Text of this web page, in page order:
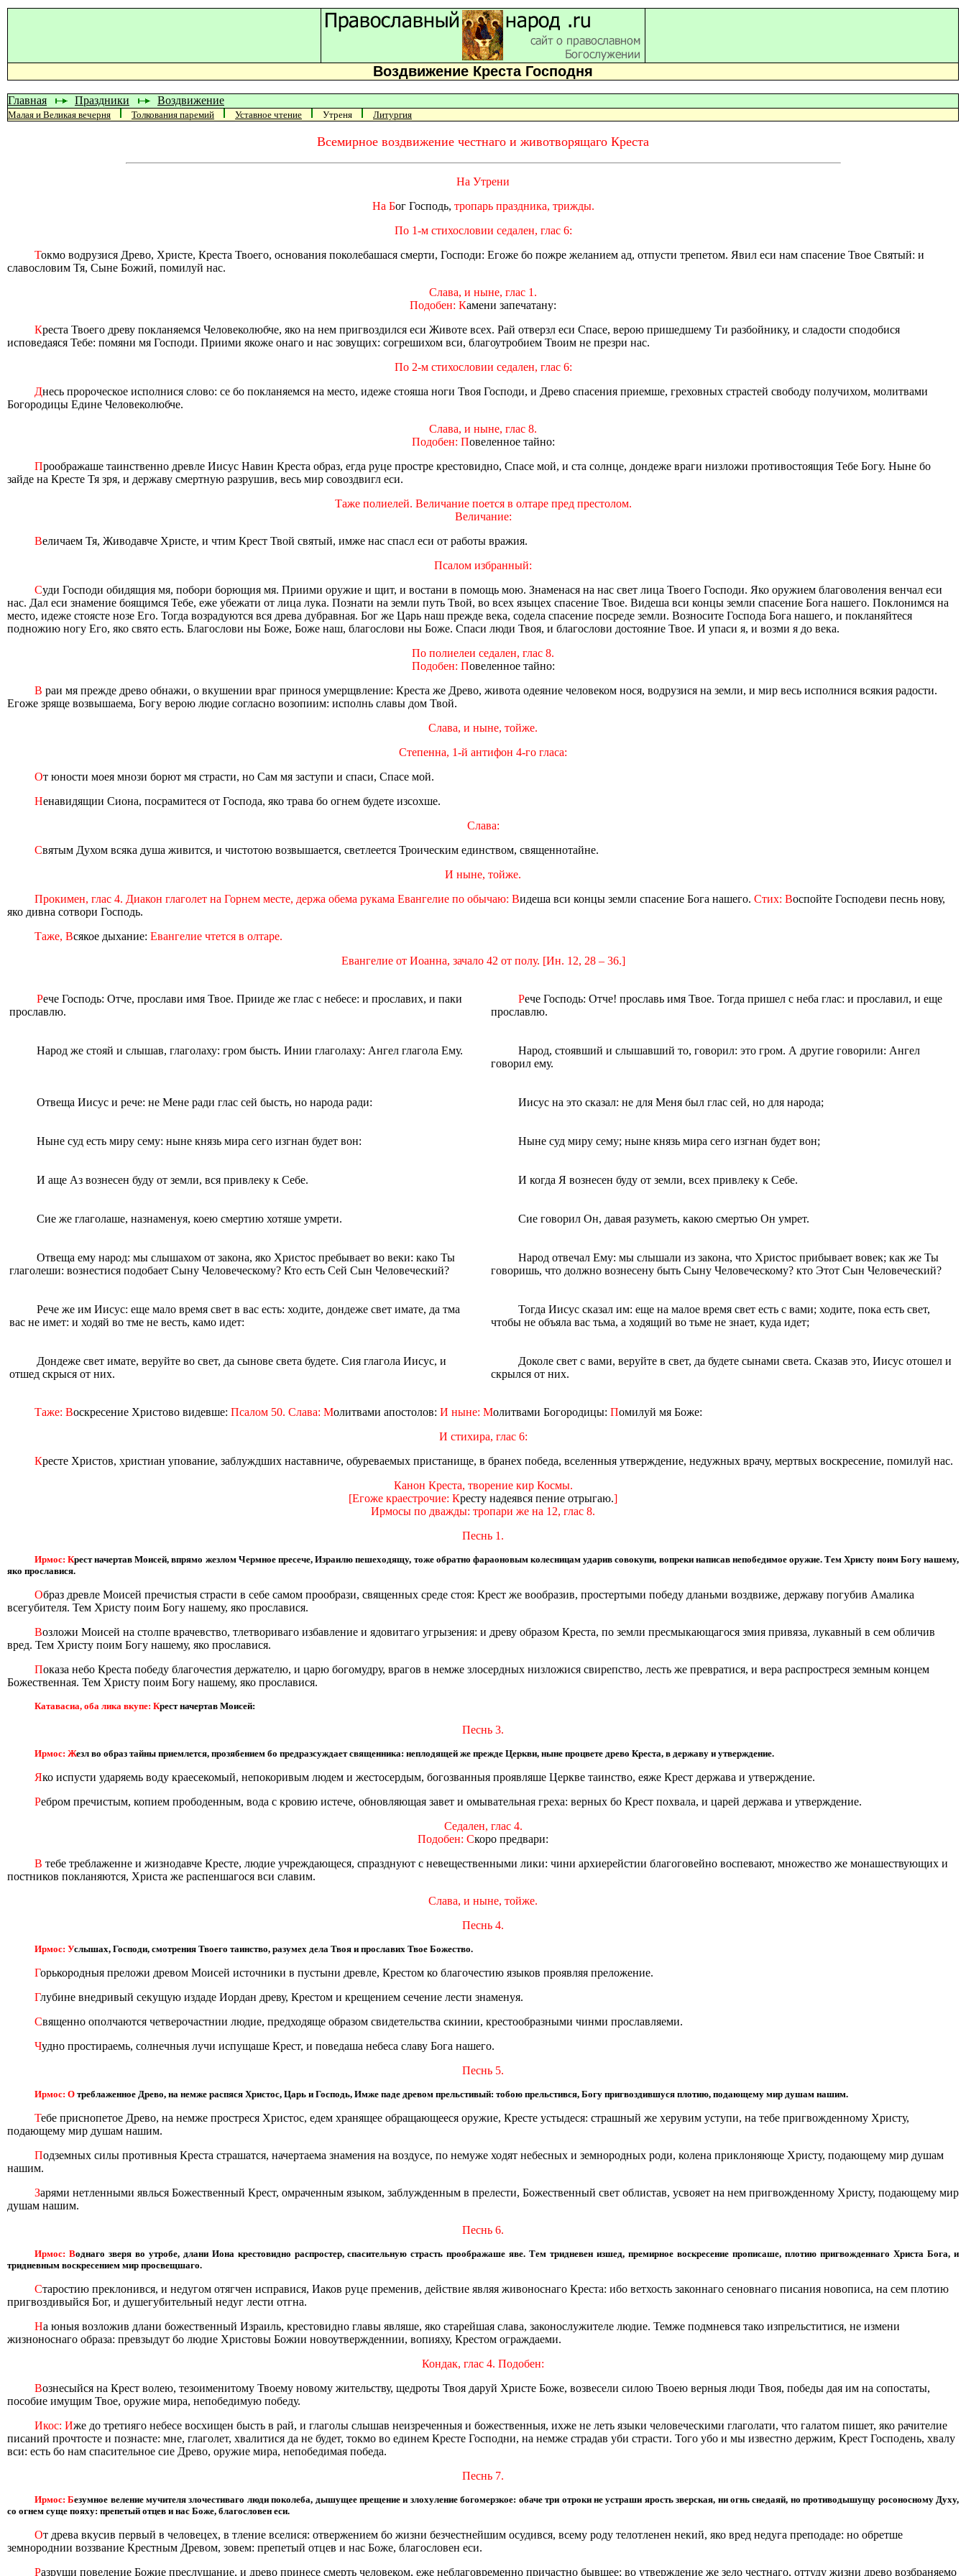
Воздвижение Креста Господня
Главная Праздники Воздвижение
Малая и Великая вечерня Толкования паремий Уставное чтение Утреня Литургия
Всемирное воздвижение честнаго и животворящаго Креста
На Утрени
На Бог Господь, тропарь праздника, трижды.
По 1-м стихословии седален, глас 6:
Токмо водрузися Древо, Христе, Креста Твоего, основания поколебашася смерти, Господи: Егоже бо пожре желанием ад, отпусти трепетом. Явил еси нам спасение Твое Святый: и
славословим Тя, Сыне Божий, помилуй нас.
Слава, и ныне, глас 1.
Подобен: Камени запечатану:
Креста Твоего древу покланяемся Человеколюбче, яко на нем пригвоздился еси Животе всех. Рай отверзл еси Спасе, верою пришедшему Ти разбойнику, и сладости сподобися
исповедаяся Тебе: помяни мя Господи. Приими якоже онаго и нас зовущих: согрешихом вси, благоутробием Твоим не презри нас.
По 2-м стихословии седален, глас 6:
Днесь пророческое исполнися слово: се бо покланяемся на место, идеже стояша ноги Твоя Господи, и Древо спасения приемше, греховных страстей свободу получихом, молитвами
Богородицы Едине Человеколюбче.
Слава, и ныне, глас 8.
Подобен: Повеленное тайно:
Проображаше таинственно древле Иисус Навин Креста образ, егда руце простре крестовидно, Спасе мой, и ста солнце, дондеже враги низложи противостоящия Тебе Богу. Ныне бо
зайде на Кресте Тя зря, и державу смертную разрушив, весь мир совоздвигл еси.
Таже полиелей. Величание поется в олтаре пред престолом.
Величание:
Величаем Тя, Живодавче Христе, и чтим Крест Твой святый, имже нас спасл еси от работы вражия.
Псалом избранный:
Суди Господи обидящия мя, побори борющия мя. Приими оружие и щит, и востани в помощь мою. Знаменася на нас свет лица Твоего Господи. Яко оружием благоволения венчал еси
нас. Дал еси знамение боящимся Тебе, еже убежати от лица лука. Познати на земли путь Твой, во всех языцех спасение Твое. Видеша вси концы земли спасение Бога нашего. Поклонимся на
место, идеже стоясте нозе Его. Тогда возрадуются вся древа дубравная. Бог же Царь наш прежде века, содела спасение посреде земли. Возносите Господа Бога нашего, и покланяйтеся
подножию ногу Его, яко свято есть. Благослови ны Боже, Боже наш, благослови ны Боже. Спаси люди Твоя, и благослови достояние Твое. И упаси я, и возми я до века.
По полиелеи седален, глас 8.
Подобен: Повеленное тайно:
В раи мя прежде древо обнажи, о вкушении враг принося умерщвление: Креста же Древо, живота одеяние человеком нося, водрузися на земли, и мир весь исполнися всякия радости.
Егоже зряще возвышаема, Богу верою людие согласно возопиим: исполнь славы дом Твой.
Слава, и ныне, тойже.
Степенна, 1-й антифон 4-го гласа:
От юности моея мнози борют мя страсти, но Сам мя заступи и спаси, Спасе мой.
Ненавидящии Сиона, посрамитеся от Господа, яко трава бо огнем будете изсохше.
Слава:
Святым Духом всяка душа живится, и чистотою возвышается, светлеется Троическим единством, священнотайне.
И ныне, тойже.
Прокимен, глас 4. Диакон глаголет на Горнем месте, держа обема рукама Евангелие по обычаю: Видеша вси концы земли спасение Бога нашего. Стих: Воспойте Господеви песнь нову,
яко дивна сотвори Господь.
Таже, Всякое дыхание: Евангелие чтется в олтаре.
Евангелие от Иоанна, зачало 42 от полу. [Ин. 12, 28 – 36.]
Рече Господь: Отче, прослави имя Твое. Прииде же глас с небесе: и прославих, и паки
прославлю.
Рече Господь: Отче! прославь имя Твое. Тогда пришел с неба глас: и прославил, и еще
прославлю.
Народ же стояй и слышав, глаголаху: гром бысть. Инии глаголаху: Ангел глагола Ему.
Народ, стоявший и слышавший то, говорил: это гром. А другие говорили: Ангел
говорил ему.
Отвеща Иисус и рече: не Мене ради глас сей бысть, но народа ради: Иисус на это сказал: не для Меня был глас сей, но для народа;
Ныне суд есть миру сему: ныне князь мира сего изгнан будет вон: Ныне суд миру сему; ныне князь мира сего изгнан будет вон;
И аще Аз вознесен буду от земли, вся привлеку к Себе. И когда Я вознесен буду от земли, всех привлеку к Себе.
Сие же глаголаше, назнаменуя, коею смертию хотяше умрети. Сие говорил Он, давая разуметь, какою смертью Он умрет.
Отвеща ему народ: мы слышахом от закона, яко Христос пребывает во веки: како Ты
глаголеши: вознестися подобает Сыну Человеческому? Кто есть Сей Сын Человеческий?
Народ отвечал Ему: мы слышали из закона, что Христос прибывает вовек; как же Ты
говоришь, что должно вознесену быть Сыну Человеческому? кто Этот Сын Человеческий?
Рече же им Иисус: еще мало время свет в вас есть: ходите, дондеже свет имате, да тма
вас не имет: и ходяй во тме не весть, камо идет:
Тогда Иисус сказал им: еще на малое время свет есть с вами; ходите, пока есть свет,
чтобы не объяла вас тьма, а ходящий во тьме не знает, куда идет;
Дондеже свет имате, веруйте во свет, да сынове света будете. Сия глагола Иисус, и
отшед скрыся от них.
Доколе свет с вами, веруйте в свет, да будете сынами света. Сказав это, Иисус отошел и
скрылся от них.
Таже: Воскресение Христово видевше: Псалом 50. Слава: Молитвами апостолов: И ныне: Молитвами Богородицы: Помилуй мя Боже:
И стихира, глас 6:
Кресте Христов, христиан упование, заблуждших наставниче, обуреваемых пристанище, в бранех победа, вселенныя утверждение, недужных врачу, мертвых воскресение, помилуй нас.
Канон Креста, творение кир Космы.
[Егоже краестрочие: Кресту надеявся пение отрыгаю.]
Ирмосы по дважды: тропари же на 12, глас 8.
Песнь 1.
Ирмос: Крест начертав Моисей, впрямо жезлом Чермное пресече, Израилю пешеходящу, тоже обратно фараоновым колесницам ударив совокупи, вопреки написав непобедимое оружие. Тем Христу поим Богу нашему,
яко прославися.
Образ древле Моисей пречистыя страсти в себе самом прообрази, священных среде стоя: Крест же вообразив, простертыми победу дланьми воздвиже, державу погубив Амалика
всегубителя. Тем Христу поим Богу нашему, яко прославися.
Возложи Моисей на столпе врачевство, тлетвориваго избавление и ядовитаго угрызения: и древу образом Креста, по земли пресмыкающагося змия привяза, лукавный в сем обличив
вред. Тем Христу поим Богу нашему, яко прославися.
Показа небо Креста победу благочестия держателю, и царю богомудру, врагов в немже злосердных низложися свирепство, лесть же превратися, и вера распростреся земным концем
Божественная. Тем Христу поим Богу нашему, яко прославися.
Катавасиа, оба лика вкупе: Крест начертав Моисей:
Песнь 3.
Ирмос: Жезл во образ тайны приемлется, прозябением бо предразсуждает священника: неплодящей же прежде Церкви, ныне процвете древо Креста, в державу и утверждение.
Яко испусти ударяемь воду краесекомый, непокоривым людем и жестосердым, богозванныя проявляше Церкве таинство, еяже Крест держава и утверждение.
Ребром пречистым, копием прободенным, вода с кровию истече, обновляющая завет и омывательная греха: верных бо Крест похвала, и царей держава и утверждение.
Седален, глас 4.
Подобен: Скоро предвари:
В тебе треблаженне и жизнодавче Кресте, людие учреждающеся, спразднуют с невещественными лики: чини архиерейстии благоговейно воспевают, множество же монашествующих и
постников покланяются, Христа же распеншагося вси славим.
Слава, и ныне, тойже.
Песнь 4.
Ирмос: Услышах, Господи, смотрения Твоего таинство, разумех дела Твоя и прославих Твое Божество.
Горькородныя преложи древом Моисей источники в пустыни древле, Крестом ко благочестию языков проявляя преложение.
Глубине внедривый секущую издаде Иордан древу, Крестом и крещением сечение лести знаменуя.
Священно ополчаются четверочастнии людие, предходяще образом свидетельства скинии, крестообразными чинми прославляеми.
Чудно простираемь, солнечныя лучи испущаше Крест, и поведаша небеса славу Бога нашего.
Песнь 5.
Ирмос: Отреблаженное Древо, на немже распяся Христос, Царь и Господь, Имже паде древом прельстивый: тобою прельстився, Богу пригвоздившуся плотию, подающему мир душам нашим.
Тебе приснопетое Древо, на немже простреся Христос, едем хранящее обращающееся оружие, Кресте устыдеся: страшный же херувим уступи, на тебе пригвожденному Христу,
подающему мир душам нашим.
Подземных силы противныя Креста страшатся, начертаема знамения на воздусе, по немуже ходят небесных и земнородных роди, колена приклоняюще Христу, подающему мир душам
нашим.
Зарями нетленными явлься Божественный Крест, омраченным языком, заблужденным в прелести, Божественный свет облистав, усвояет на нем пригвожденному Христу, подающему мир
душам нашим.
Песнь 6.
Ирмос: Воднаго зверя во утробе, длани Иона крестовидно распростер, спасительную страсть проображаше яве. Тем тридневен изшед, премирное воскресение прописаше, плотию пригвожденнаго Христа Бога, и
тридневным воскресением мир просвещшаго.
Старостию преклонився, и недугом отягчен исправися, Иаков руце пременив, действие являя живоноснаго Креста: ибо ветхость законнаго сеновнаго писания новописа, на сем плотию
пригвоздивыйся Бог, и душегубительный недуг лести отгна.
На юныя возложив длани божественный Израиль, крестовидно главы являше, яко старейшая слава, законослужителе людие. Темже подмневся тако изпрельститися, не измени
жизноноснаго образа: превзыдут бо людие Христовы Божии новоутвержденнии, вопияху, Крестом ограждаеми.
Кондак, глас 4. Подобен:
Вознесыйся на Крест волею, тезоименитому Твоему новому жительству, щедроты Твоя даруй Христе Боже, возвесели силою Твоею верныя люди Твоя, победы дая им на сопостаты,
пособие имущим Твое, oружие мира, непобедимую победу.
Икос: Иже до третияго небесе восхищен бысть в рай, и глаголы слышав неизреченныя и божественныя, ихже не леть языки человеческими глаголати, что галатом пишет, яко рачителие
писаний прочтосте и познасте: мне, глаголет, хвалитися да не будет, токмо во единем Кресте Господни, на немже страдав уби страсти. Того убо и мы известно держим, Крест Господень, хвалу
вси: есть бо нам спасительное сие Древо, oружие мира, непобедимая победа.
Песнь 7.
Ирмос: Безумное веление мучителя злочестиваго люди поколеба, дышущее прещение и злохуление богомерзкое: обаче три отроки не устраши ярость зверская, ни огнь снедаяй, но противодышущу росоносному Духу,
со огнем суще пояху: препетый отцев и нас Боже, благословен еси.
От древа вкусив первый в человецех, в тление вселися: отвержением бо жизни безчестнейшим осудився, всему роду телотленен некий, яко вред недуга преподаде: но обретше
земнороднии воззвание Крестным Древом, зовем: препетый отцев и нас Боже, благословен еси.
Разруши повеление Божие преслушание, и древо принесе смерть человеком, еже неблаговременно причастно бывшее: во утверждение же зело честнаго, оттуду жизни древо возбраняемо